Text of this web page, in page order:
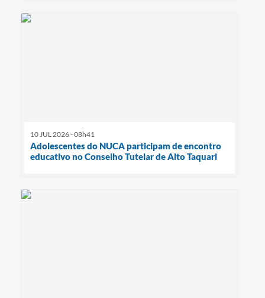
10 JUL 2026 - 08h41
Adolescentes do NUCA participam de encontro
educativo no Conselho Tutelar de Alto Taquari